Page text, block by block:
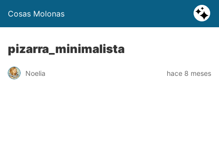
Cosas Molonas
pizarra_minimalista
Noelia hace 8 meses